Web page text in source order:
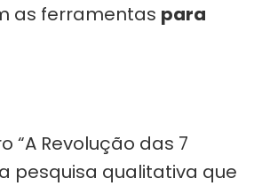
as ferramentas para
“A Revolução das 7
pesquisa qualitativa que